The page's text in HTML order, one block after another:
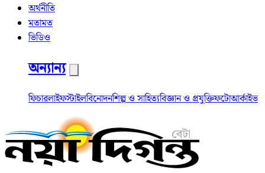
অর্থনীতি
মতামত
ভিডিও
অন্যান্য
ফিচারলাইফস্টাইলবিনোদনশিল্প ও সাহিত্যবিজ্ঞান ও প্রযুক্তিফটোআর্কাইভ